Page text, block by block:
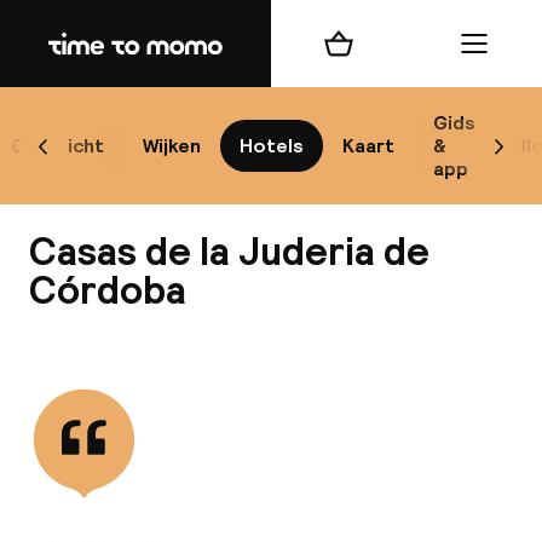
Home
Overzicht Wijken Hotels Kaart
Gids
&
app
Scroll naar links
Winkelmand Menu
Casas de la Juderia de
Córdoba